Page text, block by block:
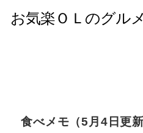
食べメモ（5月4日更新